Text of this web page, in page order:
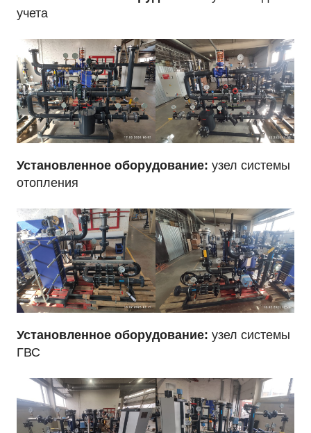
учета
Установленное оборудование: узел системы
отопления
Установленное оборудование: узел системы
ГВС